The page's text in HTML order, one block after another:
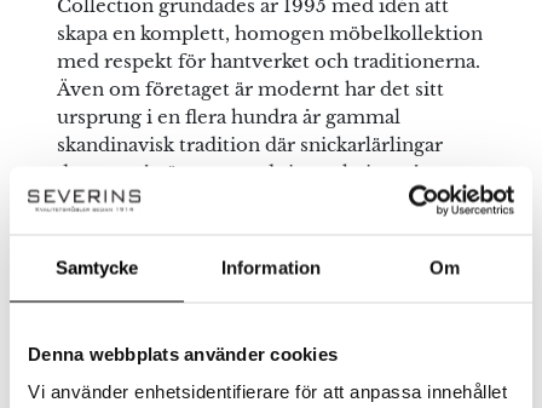
Samtycke Information Om
Denna webbplats använder cookies
Vi använder enhetsidentifierare för att anpassa innehållet
denna webbläsare till nästa gång jag skriver en
kommentar.
Collection grundades år 1995 med idén att
skapa en komplett, homogen möbelkollektion
med respekt för hantverket och traditionerna.
Även om företaget är modernt har det sitt
ursprung i en flera hundra år gammal
skandinavisk tradition där snickarlärlingar
drog ut på vägarna med sin packning på
ryggen för att lära sig yrket hos
elegance of power” vilket de står för och ser
tydligt i dess kollektioner. Solitt hantverk
danska design gör möblerna till
möbelklassiker som håller i generationer.